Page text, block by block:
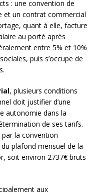
: une convention de
et un contrat commercial
quant à elle, facture
au porté après
entre 5% et 10%
puis s’occupe de
, plusieurs conditions
doit justifier d’une
autonomie dans la
de ses tarifs.
la convention
plafond mensuel de la
soit environ 2737€ bruts
aux